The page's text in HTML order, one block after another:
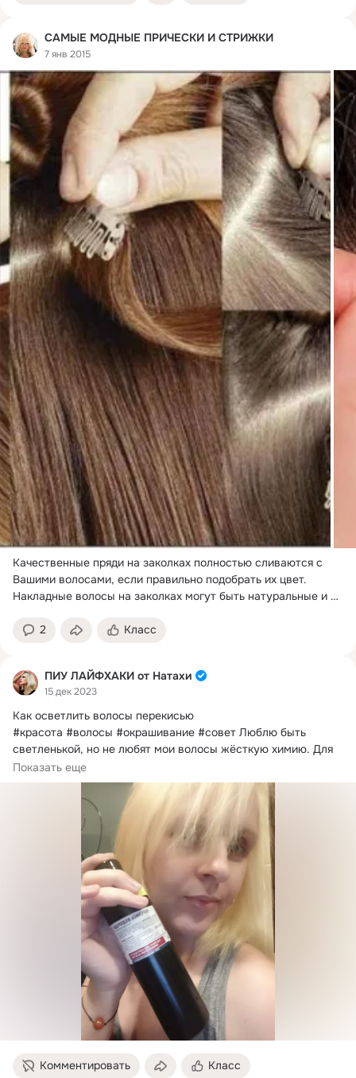
САМЫЕ МОДНЫЕ ПРИЧЕСКИ И СТРИЖКИ
7 янв 2015
Качественные пряди на заколках полностью сливаются с
Вашими волосами, если правильно подобрать их цвет.
Накладные волосы на заколках могут быть натуральные и
2
Класс
ПИУ ЛАЙФХАКИ от Натахи
15 дек 2023
Как осветлить волосы перекисью
#красота #волосы #окрашивание #совет Люблю быть
светленькой, но не любят мои волосы жёсткую химию. Для
себя я подобрала осветление перекисью водорода.
Показать еще
Комментировать Класс